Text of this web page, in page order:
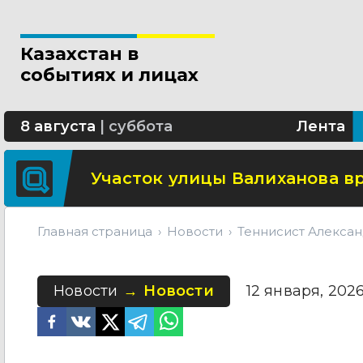
Казахстан в
событиях и лицах
8 августа суббота Лента
Минтранспорта утвердило
СОР и СОЧ планируют
Участок улицы Валиханова
Главная страница Новости Теннисист
Новости Новости 12 января,